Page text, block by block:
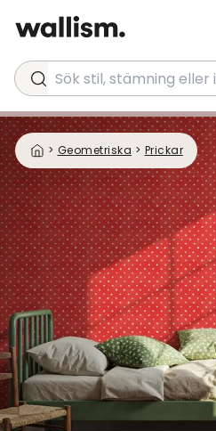
Sök stil, stämning eller idé...
> Geometriska > Prickar